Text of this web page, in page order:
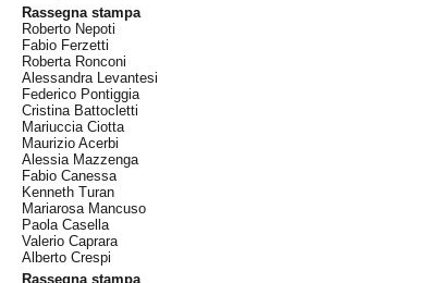
Rassegna stampa
Roberto Nepoti
Fabio Ferzetti
Roberta Ronconi
Alessandra Levantesi
Federico Pontiggia
Cristina Battocletti
Mariuccia Ciotta
Maurizio Acerbi
Alessia Mazzenga
Fabio Canessa
Kenneth Turan
Mariarosa Mancuso
Paola Casella
Valerio Caprara
Alberto Crespi
Rassegna stampa